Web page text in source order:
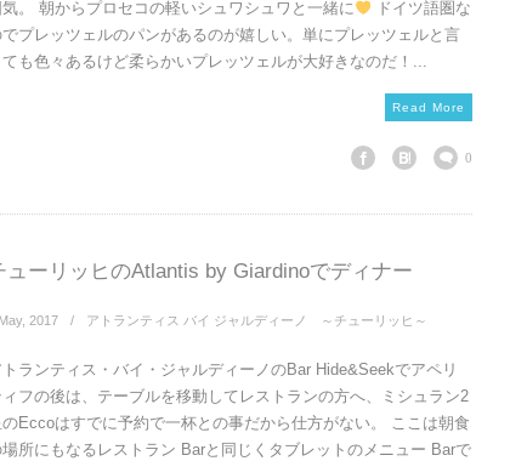
。 朝からプロセコの軽いシュワシュワと一緒に
ドイツ語圏な
プレッツェルのパンがあるのが嬉しい。単にプレッツェルと言
も色々あるけど柔らかいプレッツェルが大好きなのだ！...
Read More
0
ューリッヒのAtlantis by Giardinoでディナー
, 2017 アトランティス バイ ジャルディーノ ～チューリッヒ～
ランティス・バイ・ジャルディーノのBar Hide&Seekでアペリ
フの後は、テーブルを移動してレストランの方へ、ミシュラン2
Eccoはすでに予約で一杯との事だから仕方がない。 ここは朝食
所にもなるレストラン Barと同じくタブレットのメニュー Barで